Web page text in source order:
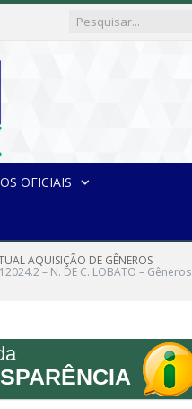
OFICIAIS
AQUISIÇÃO DE GÊNEROS
– N. DE C. LOBATO – Gêneros